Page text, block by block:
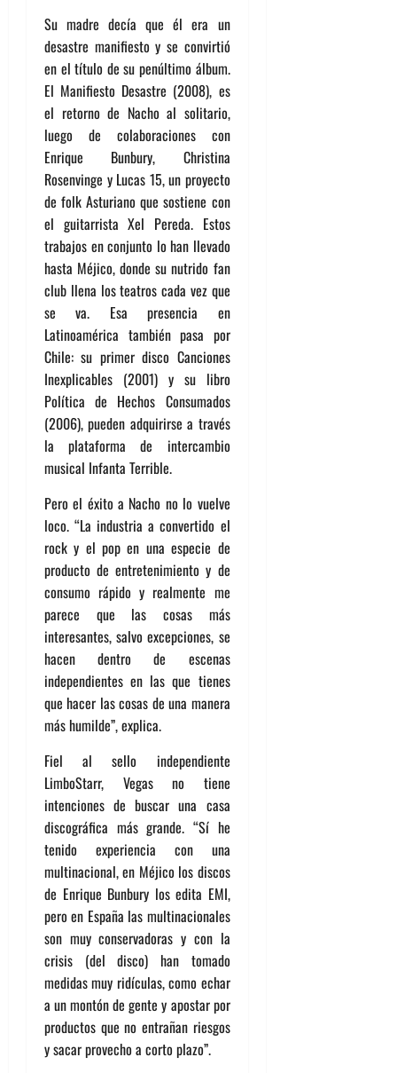
Su madre decía que él era un
desastre manifiesto y se convirtió
en el título de su penúltimo álbum.
El Manifiesto Desastre (2008), es
el retorno de Nacho al solitario,
luego de colaboraciones con
Enrique Bunbury, Christina
Rosenvinge y Lucas 15, un proyecto
de folk Asturiano que sostiene con
el guitarrista Xel Pereda. Estos
trabajos en conjunto lo han llevado
hasta Méjico, donde su nutrido fan
club llena los teatros cada vez que
se va. Esa presencia en
Latinoamérica también pasa por
Chile: su primer disco Canciones
Inexplicables (2001) y su libro
Política de Hechos Consumados
(2006), pueden adquirirse a través
la plataforma de intercambio
musical Infanta Terrible.
Pero el éxito a Nacho no lo vuelve
loco. “La industria a convertido el
rock y el pop en una especie de
producto de entretenimiento y de
consumo rápido y realmente me
parece que las cosas más
interesantes, salvo excepciones, se
hacen dentro de escenas
independientes en las que tienes
que hacer las cosas de una manera
más humilde”, explica.
Fiel al sello independiente
LimboStarr, Vegas no tiene
intenciones de buscar una casa
discográfica más grande. “Sí he
tenido experiencia con una
multinacional, en Méjico los discos
de Enrique Bunbury los edita EMI,
pero en España las multinacionales
son muy conservadoras y con la
crisis (del disco) han tomado
medidas muy ridículas, como echar
a un montón de gente y apostar por
productos que no entrañan riesgos
y sacar provecho a corto plazo”.